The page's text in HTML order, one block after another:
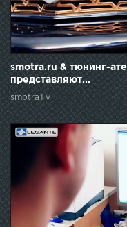
smotra.ru & тюнинг-
представляют...
smotraTV